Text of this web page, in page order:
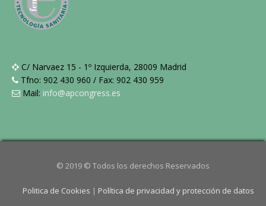
C/ Narvaez 15 - 1º Izquierda, 28009 Madrid
Tfno: 902 430 960 / Fax: 902 430 959
Mail: info@apcongress.es
© 2019 © Todos los derechos Reservados
Politica de Cookies | Política de privacidad y protección de datos